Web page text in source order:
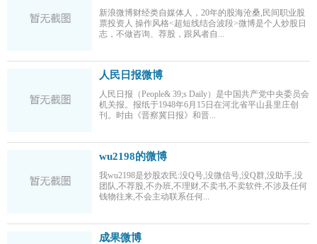
新浪微博财经类自媒体人，20年的股海沧桑,民间职业股
票投资人 操作风格<超短线结合波段>微博是个人炒股日
志，不做咨询、荐股，跟风者自...
人民日报微博
人民日报（People& 39;s Daily）是中国共产党中央委员会
机关报。报纸于1948年6月15日在河北省平山县里庄创
刊。时由《晋察冀日报》和晋...
wu2198的微博
我wu2198是炒股农民:没Q号,没微信号,没Q群,没助手,没
团队,不荐股,不办班,不理财,不卖书,不卖软件,不涉及任何
钱物往来,不会主动联系任何...
成果微博